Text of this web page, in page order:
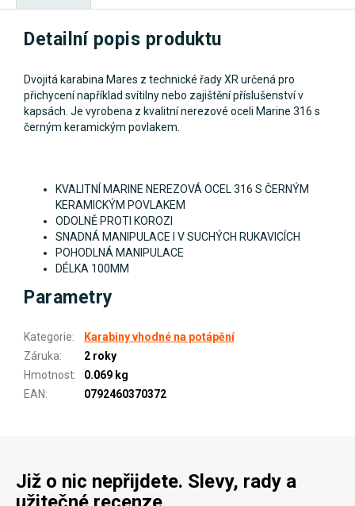
Detailní popis produktu
Dvojitá karabina Mares z technické řady XR určená pro
přichycení například svítilny nebo zajištění příslušenství v
kapsách. Je vyrobena z kvalitní nerezové oceli Marine 316 s
černým keramickým povlakem.
KVALITNÍ MARINE NEREZOVÁ OCEL 316 S ČERNÝM
KERAMICKÝM POVLAKEM
ODOLNĚ PROTI KOROZI
SNADNÁ MANIPULACE I V SUCHÝCH RUKAVICÍCH
POHODLNÁ MANIPULACE
DÉLKA 100MM
Parametry
Kategorie:
Karabiny vhodné na potápění
Záruka:
2 roky
Hmotnost:
0.069 kg
EAN: 0792460370372
Již o nic nepřijdete. Slevy, rady a